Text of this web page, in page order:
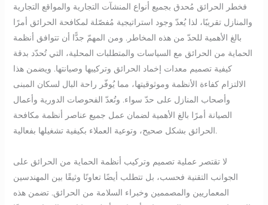
فخطر الحرائق مُحدق بجميع أنواع المنشآت التجارية والمواقع التجارية
والمنازل تقريبًا، لذا يُعدّ وجود استراتيجية مُفصّلة لمكافحة الحرائق أمرًا
بالغ الأهمية للحدّ من هذه المخاطر. ومن المهمّ جدًّا أن تتوافق أنظمة
الحماية من الحرائق مع السياسات والمتطلبات المحلية، التي تُحدّد بدقة
كيفية تصميم معدات إخماد الحرائق وتركيبها وصيانتها. ويضمن هذا
الالتزام كفاءة الأنظمة وموثوقيتها، مما يُوفّر راحة البال لسكان المبنى
وأصحاب المنازل على حدّ سواء. وتُعدّ الفحوصات الدورية وأعمال
الصيانة أمرًا بالغ الأهمية لضمان عمل جميع عناصر أنظمة مكافحة
الحرائق بشكل صحيح، وتوعية العملاء بكيفية تشغيلها بفعالية.
لا تقتصر عملية تصميم وتركيب أنظمة الحماية من الحرائق على
الجوانب التقنية فحسب، بل تتطلب أيضًا تعاونًا وثيقًا بين المهندسين
المعماريين والمصممين وخبراء السلامة من الحرائق. تضمن هذه